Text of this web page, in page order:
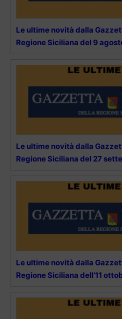
Le ultime novità dalla
Regione Siciliana del 9
Le ultime novità dalla
Regione Siciliana del 27
Le ultime novità dalla
Regione Siciliana dell’11